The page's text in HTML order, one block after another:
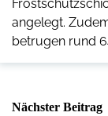
angelegt.
betrugen rund
Nächster Beitrag